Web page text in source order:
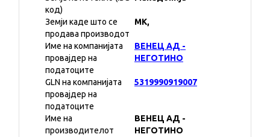
код)
Земји каде што се
продава производот
MK,
Име на компанијата
провајдер на
податоците
ВЕНЕЦ АД -
НЕГОТИНО
GLN на компанијата
провајдер на
податоците
5319990919007
Име на
производителот
ВЕНЕЦ АД -
НЕГОТИНО